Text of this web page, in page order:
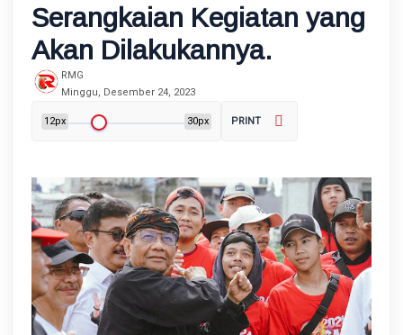
Serangkaian Kegiatan yang
Akan Dilakukannya.
RMG
Minggu, Desember 24, 2023
12px 30px PRINT